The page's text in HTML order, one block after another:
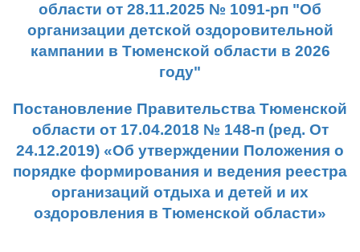
области от 28.11.2025 № 1091-рп "Об
организации детской оздоровительной
кампании в Тюменской области в 2026
году"
Постановление Правительства Тюменской
области от 17.04.2018 № 148-п (ред. От
24.12.2019) «Об утверждении Положения о
порядке формирования и ведения реестра
организаций отдыха и детей и их
оздоровления в Тюменской области»